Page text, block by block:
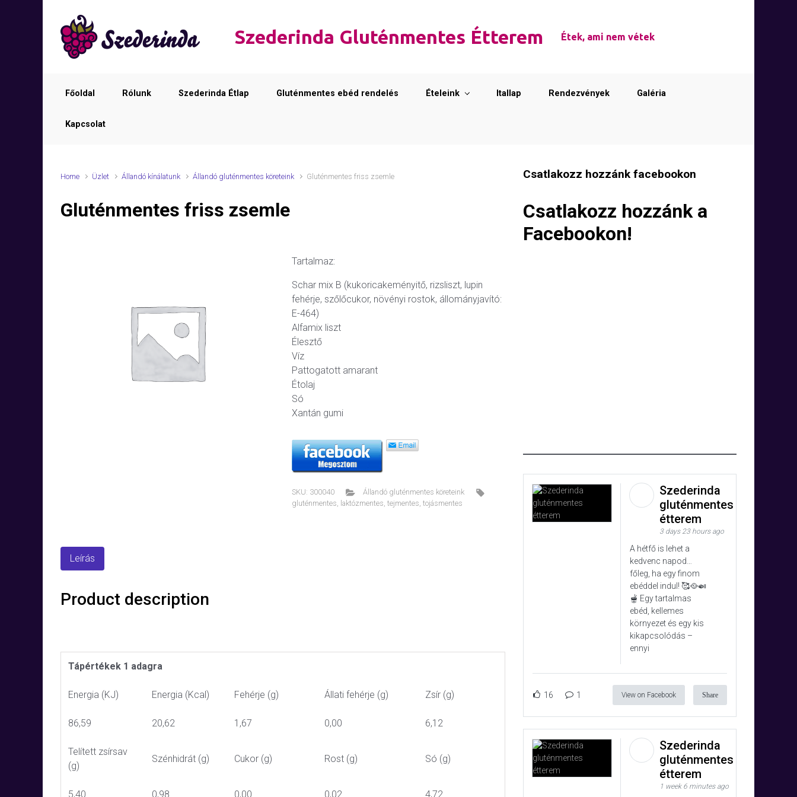
Szederinda Gluténmentes Étterem Étek, ami nem vétek
Főoldal Rólunk Szederinda Étlap Gluténmentes ebéd rendelés Ételeink Itallap Rendezvények Galéria
Kapcsolat
Home Üzlet Állandó kínálatunk Állandó gluténmentes köreteink Gluténmentes friss zsemle
Gluténmentes friss zsemle
Tartalmaz:
Schar mix B (kukoricakeményitő, rizsliszt, lupin
fehérje, szőlőcukor, növényi rostok, állományjavító:
E-464)
Alfamix liszt
Élesztő
Víz
Pattogatott amarant
Étolaj
Só
Xantán gumi
SKU: 300040
Állandó gluténmentes köreteink
gluténmentes, laktózmentes, tejmentes, tojásmentes
Leírás
Product description
Tápértékek 1 adagra
Energia (KJ) Energia (Kcal) Fehérje (g) Állati fehérje (g) Zsír (g)
86,59 20,62 1,67 0,00 6,12
Telített zsírsav
(g)
Szénhidrát (g) Cukor (g) Rost (g) Só (g)
5,40 0,98 0,00 0,02 4,72
Csatlakozz hozzánk facebookon
Csatlakozz hozzánk a
Facebookon!
Szederinda
gluténmentes
étterem
3 days 23 hours ago
A hétfő is lehet a
kedvenc napod…
főleg, ha egy finom
ebéddel indul! 🥰🥘🍛
🫕 Egy tartalmas
ebéd, kellemes
környezet és egy kis
kikapcsolódás –
ennyi
16 1 View on Facebook Share
Szederinda
gluténmentes
étterem
1 week 6 minutes ago